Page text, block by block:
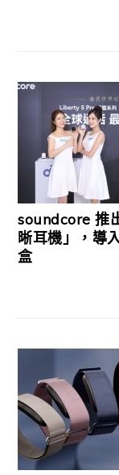
soundcore 推
晰耳機」，導
盒